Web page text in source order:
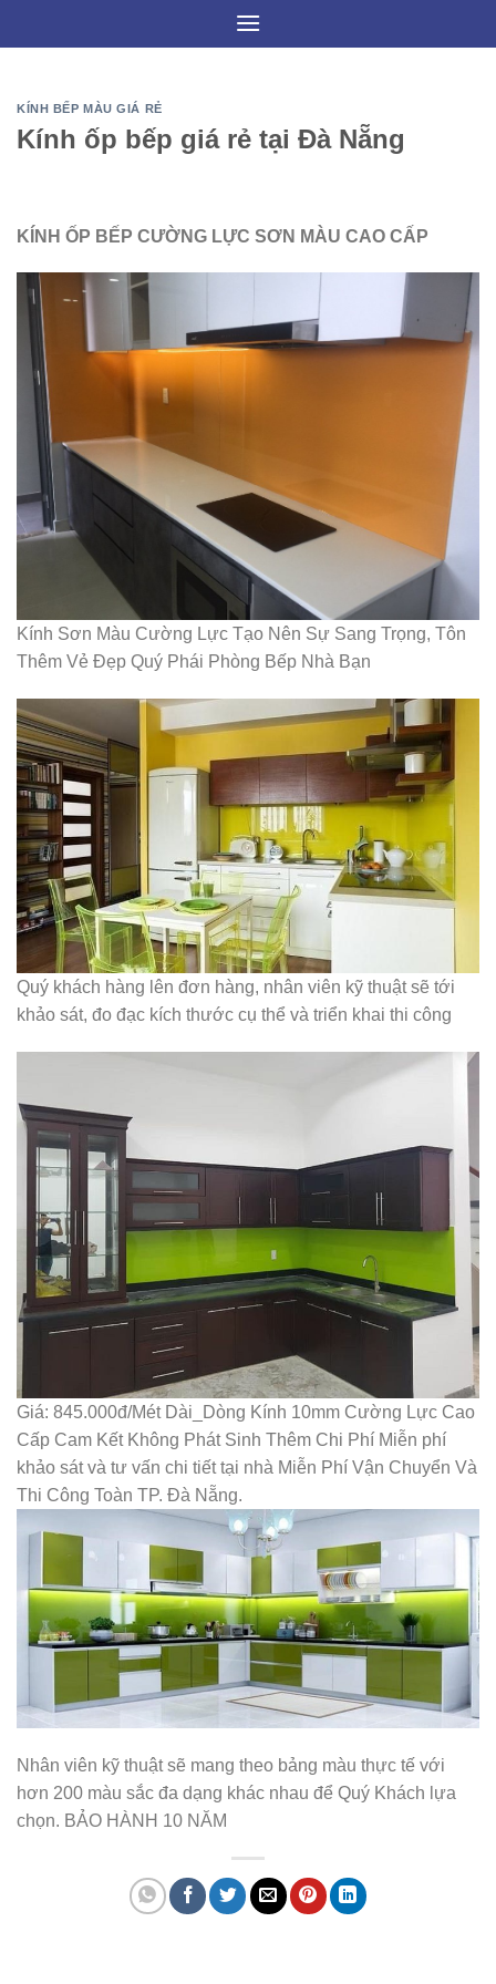
KÍNH BẾP MÀU GIÁ RẺ
Kính ốp bếp giá rẻ tại Đà Nẵng
KÍNH ỐP BẾP CƯỜNG LỰC SƠN MÀU CAO CẤP
Kính Sơn Màu Cường Lực Tạo Nên Sự Sang Trọng, Tôn
Thêm Vẻ Đẹp Quý Phái Phòng Bếp Nhà Bạn
Quý khách hàng lên đơn hàng, nhân viên kỹ thuật sẽ tới
khảo sát, đo đạc kích thước cụ thể và triển khai thi công
Giá: 845.000đ/Mét Dài_Dòng Kính 10mm Cường Lực Cao
Cấp Cam Kết Không Phát Sinh Thêm Chi Phí Miễn phí
khảo sát và tư vấn chi tiết tại nhà Miễn Phí Vận Chuyển Và
Thi Công Toàn TP. Đà Nẵng.
Nhân viên kỹ thuật sẽ mang theo bảng màu thực tế với
hơn 200 màu sắc đa dạng khác nhau để Quý Khách lựa
chọn. BẢO HÀNH 10 NĂM